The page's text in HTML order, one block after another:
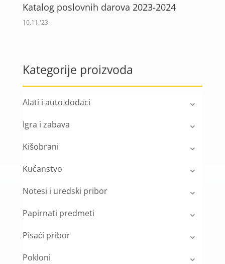
Katalog poslovnih darova 2023-2024
10.11.'23.
Kategorije proizvoda
Alati i auto dodaci
Igra i zabava
Kišobrani
Kućanstvo
Notesi i uredski pribor
Papirnati predmeti
Pisaći pribor
Pokloni